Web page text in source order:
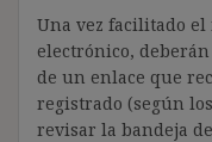
Una vez facilitado
electrónico,
de un enlace que
registrado (según
revisar la bandeja de